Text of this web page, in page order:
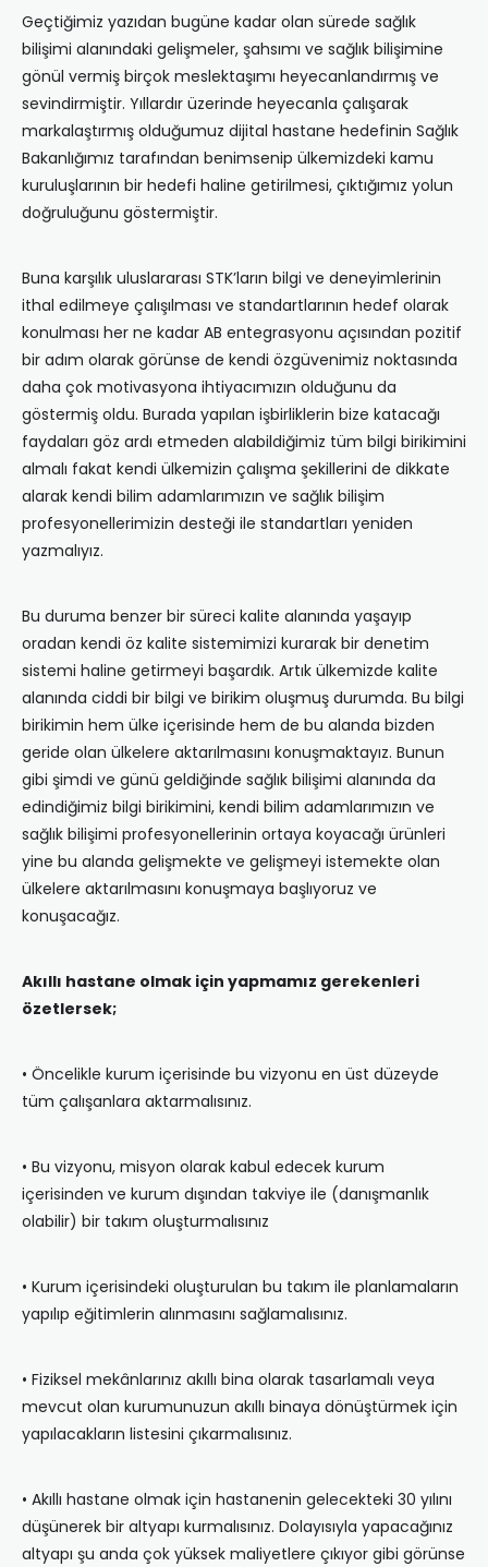
Geçtiğimiz yazıdan bugüne kadar olan sürede sağlık
bilişimi alanındaki gelişmeler, şahsımı ve sağlık bilişimine
gönül vermiş birçok meslektaşımı heyecanlandırmış ve
sevindirmiştir. Yıllardır üzerinde heyecanla çalışarak
markalaştırmış olduğumuz dijital hastane hedefinin Sağlık
Bakanlığımız tarafından benimsenip ülkemizdeki kamu
kuruluşlarının bir hedefi haline getirilmesi, çıktığımız yolun
doğruluğunu göstermiştir.
Buna karşılık uluslararası STK’ların bilgi ve deneyimlerinin
ithal edilmeye çalışılması ve standartlarının hedef olarak
konulması her ne kadar AB entegrasyonu açısından pozitif
bir adım olarak görünse de kendi özgüvenimiz noktasında
daha çok motivasyona ihtiyacımızın olduğunu da
göstermiş oldu. Burada yapılan işbirliklerin bize katacağı
faydaları göz ardı etmeden alabildiğimiz tüm bilgi birikimini
almalı fakat kendi ülkemizin çalışma şekillerini de dikkate
alarak kendi bilim adamlarımızın ve sağlık bilişim
profesyonellerimizin desteği ile standartları yeniden
yazmalıyız.
Bu duruma benzer bir süreci kalite alanında yaşayıp
oradan kendi öz kalite sistemimizi kurarak bir denetim
sistemi haline getirmeyi başardık. Artık ülkemizde kalite
alanında ciddi bir bilgi ve birikim oluşmuş durumda. Bu bilgi
birikimin hem ülke içerisinde hem de bu alanda bizden
geride olan ülkelere aktarılmasını konuşmaktayız. Bunun
gibi şimdi ve günü geldiğinde sağlık bilişimi alanında da
edindiğimiz bilgi birikimini, kendi bilim adamlarımızın ve
sağlık bilişimi profesyonellerinin ortaya koyacağı ürünleri
yine bu alanda gelişmekte ve gelişmeyi istemekte olan
ülkelere aktarılmasını konuşmaya başlıyoruz ve
konuşacağız.
Akıllı hastane olmak için yapmamız gerekenleri
özetlersek;
• Öncelikle kurum içerisinde bu vizyonu en üst düzeyde
tüm çalışanlara aktarmalısınız.
• Bu vizyonu, misyon olarak kabul edecek kurum
içerisinden ve kurum dışından takviye ile (danışmanlık
olabilir) bir takım oluşturmalısınız
• Kurum içerisindeki oluşturulan bu takım ile planlamaların
yapılıp eğitimlerin alınmasını sağlamalısınız.
• Fiziksel mekânlarınız akıllı bina olarak tasarlamalı veya
mevcut olan kurumunuzun akıllı binaya dönüştürmek için
yapılacakların listesini çıkarmalısınız.
• Akıllı hastane olmak için hastanenin gelecekteki 30 yılını
düşünerek bir altyapı kurmalısınız. Dolayısıyla yapacağınız
altyapı şu anda çok yüksek maliyetlere çıkıyor gibi görünse